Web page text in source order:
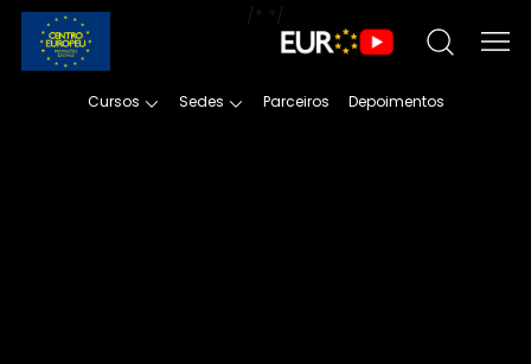
Cursos Sedes Parceiros Depoimentos
/* */